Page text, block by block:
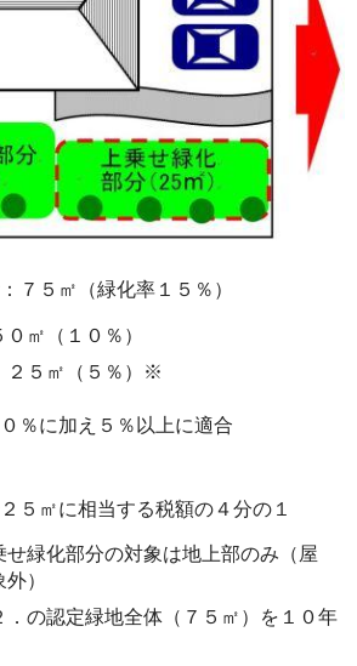
７５㎡（緑化率１５％）
㎡（１０％）
２５㎡（５％）※
％に加え５％以上に適合
５㎡に相当する税額の４分の１
せ緑化部分の対象は地上部のみ（屋
）
．の認定緑地全体（７５㎡）を１０年